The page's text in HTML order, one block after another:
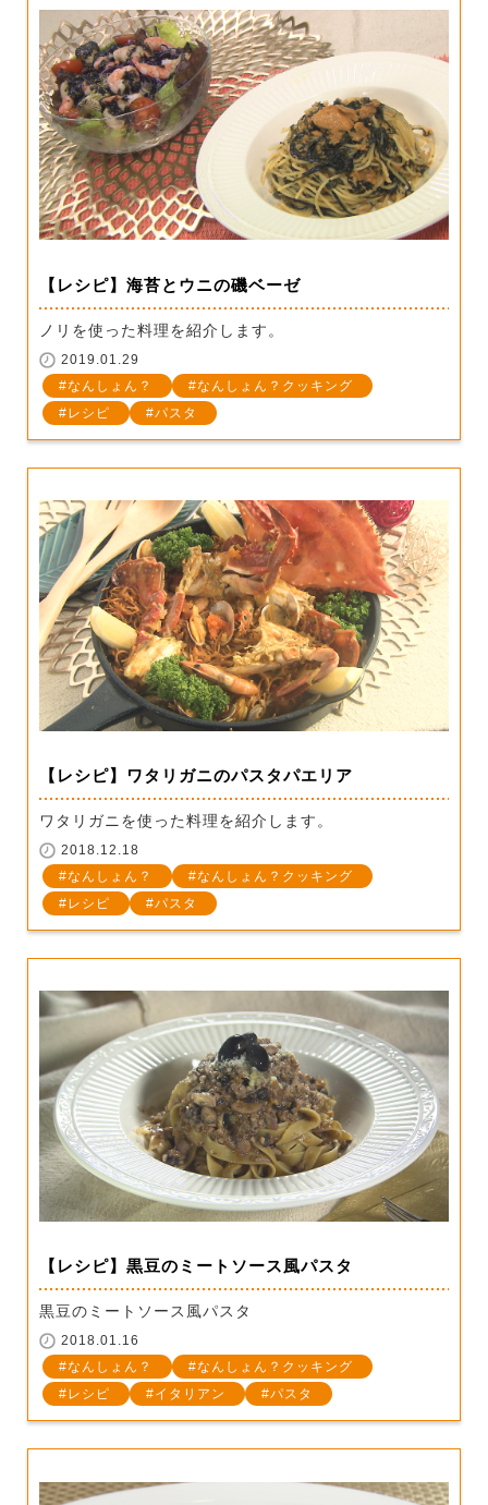
【レシピ】海苔とウニの磯ベーゼ
ノリを使った料理を紹介します。
2019.01.29
なんしょん？
なんしょん？クッキング
レシピ
パスタ
【レシピ】ワタリガニのパスタパエリア
ワタリガニを使った料理を紹介します。
2018.12.18
なんしょん？
なんしょん？クッキング
レシピ
パスタ
【レシピ】黒豆のミートソース風パスタ
黒豆のミートソース風パスタ
2018.01.16
なんしょん？
なんしょん？クッキング
レシピ
イタリアン パスタ